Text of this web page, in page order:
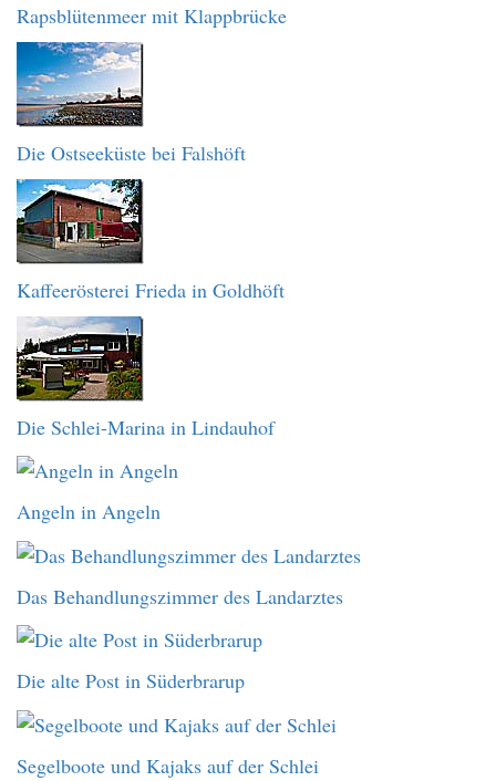
Rapsblütenmeer mit Klappbrücke
Die Ostseeküste bei Falshöft
Kaffeerösterei Frieda in Goldhöft
Die Schlei-Marina in Lindauhof
Angeln in Angeln
Das Behandlungszimmer des Landarztes
Die alte Post in Süderbrarup
Segelboote und Kajaks auf der Schlei